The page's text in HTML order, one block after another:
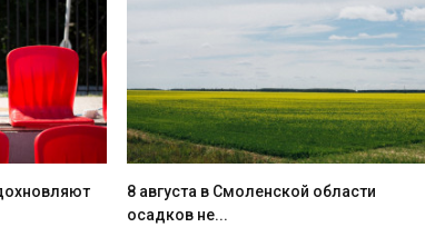
8 августа в Смоленской области
осадков не...